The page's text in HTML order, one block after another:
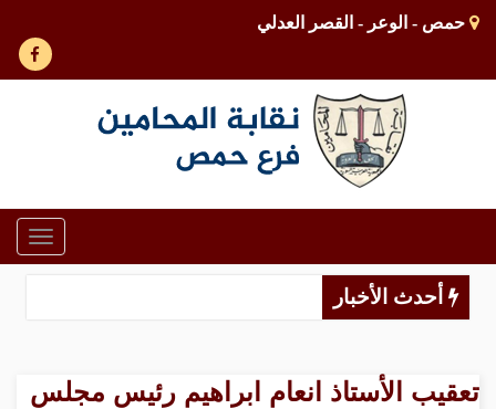
حمص - الوعر - القصر العدلي
أحدث الأخبار
تعقيب الأستاذ انعام ابراهيم رئيس مجلس